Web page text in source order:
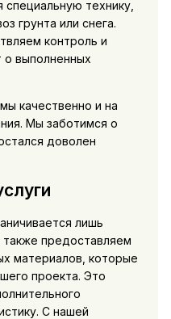
специальную технику,
грунта или снега.
контроль и
о выполненных
качественно и на
Мы заботимся о
доволен
лишь
предоставляем
материалов, которые
проекта. Это
С нашей